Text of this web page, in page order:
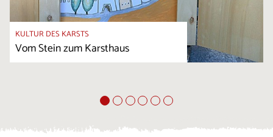
KULTUR DES KARSTS
Vom Stein zum Karsthaus